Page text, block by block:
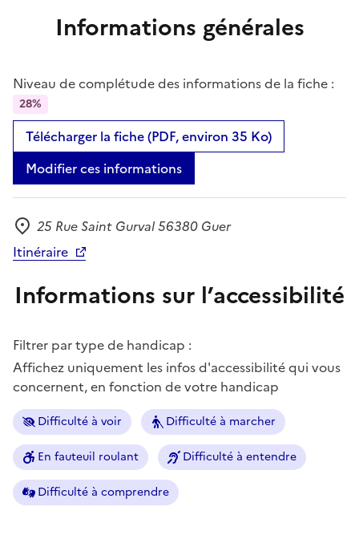
Informations générales
Niveau de complétude des informations de la fiche :
28%
Télécharger la fiche (PDF, environ 35 Ko)
Modifier ces informations
Adresse
25 Rue Saint Gurval 56380 Guer
Itinéraire
Informations sur l’accessibilité
Filtrer par type de handicap :
Affichez uniquement les infos d'accessibilité qui vous
concernent, en fonction de votre handicap
Difficulté à voir Difficulté à marcher
En fauteuil roulant Difficulté à entendre
Difficulté à comprendre